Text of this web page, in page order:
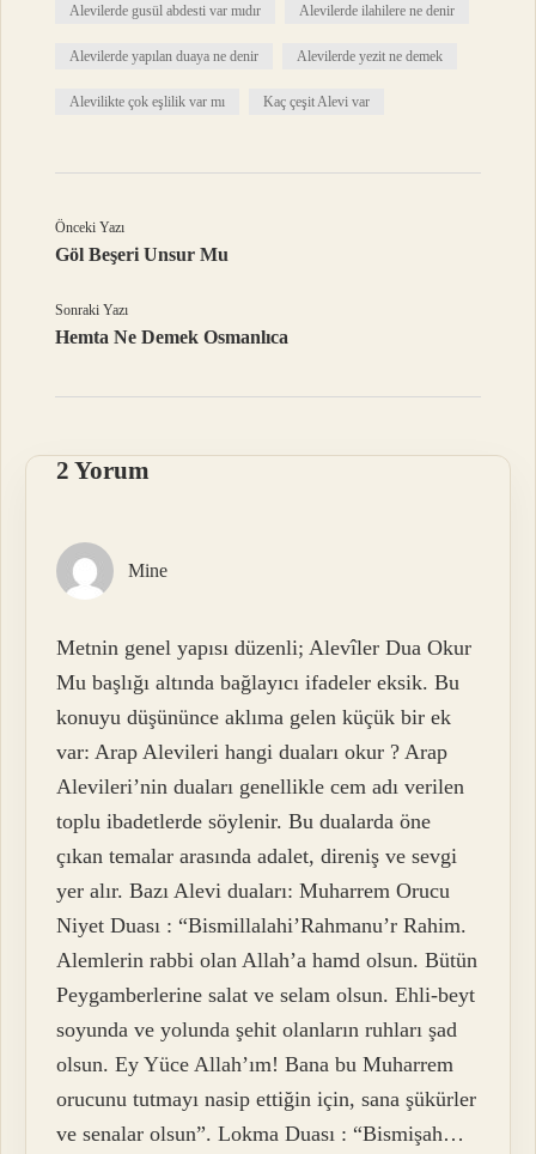
Alevilerde gusül abdesti var mıdır Alevilerde ilahilere ne denir
Alevilerde yapılan duaya ne denir Alevilerde yezit ne demek
Alevilikte çok eşlilik var mı Kaç çeşit Alevi var
Önceki Yazı
Göl Beşeri Unsur Mu
Sonraki Yazı
Hemta Ne Demek Osmanlıca
2 Yorum
Mine
Metnin genel yapısı düzenli; Alevîler Dua Okur
Mu başlığı altında bağlayıcı ifadeler eksik. Bu
konuyu düşününce aklıma gelen küçük bir ek
var: Arap Alevileri hangi duaları okur ? Arap
Alevileri’nin duaları genellikle cem adı verilen
toplu ibadetlerde söylenir. Bu dualarda öne
çıkan temalar arasında adalet, direniş ve sevgi
yer alır. Bazı Alevi duaları: Muharrem Orucu
Niyet Duası : “Bismillalahi’Rahmanu’r Rahim.
Alemlerin rabbi olan Allah’a hamd olsun. Bütün
Peygamberlerine salat ve selam olsun. Ehli-beyt
soyunda ve yolunda şehit olanların ruhları şad
olsun. Ey Yüce Allah’ım! Bana bu Muharrem
orucunu tutmayı nasip ettiğin için, sana şükürler
ve senalar olsun”. Lokma Duası : “Bismişah…